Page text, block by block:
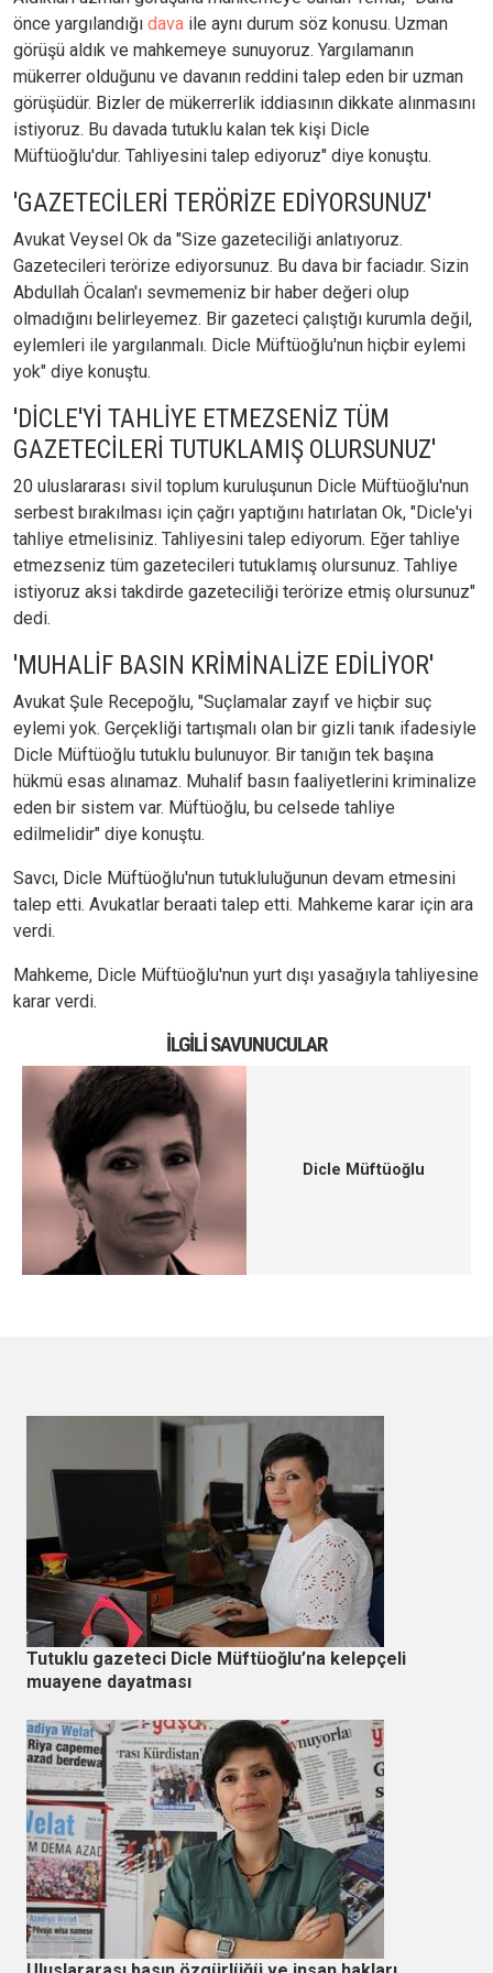
önce yargılandığı dava ile aynı durum söz konusu. Uzman
görüşü aldık ve mahkemeye sunuyoruz. Yargılamanın
mükerrer olduğunu ve davanın reddini talep eden bir uzman
görüşüdür. Bizler de mükerrerlik iddiasının dikkate alınmasını
istiyoruz. Bu davada tutuklu kalan tek kişi Dicle
Müftüoğlu'dur. Tahliyesini talep ediyoruz" diye konuştu.
'GAZETECİLERİ TERÖRİZE EDİYORSUNUZ'
Avukat Veysel Ok da "Size gazeteciliği anlatıyoruz.
Gazetecileri terörize ediyorsunuz. Bu dava bir faciadır. Sizin
Abdullah Öcalan'ı sevmemeniz bir haber değeri olup
olmadığını belirleyemez. Bir gazeteci çalıştığı kurumla değil,
eylemleri ile yargılanmalı. Dicle Müftüoğlu'nun hiçbir eylemi
yok" diye konuştu.
'DİCLE'Yİ TAHLİYE ETMEZSENİZ TÜM
GAZETECİLERİ TUTUKLAMIŞ OLURSUNUZ'
20 uluslararası sivil toplum kuruluşunun Dicle Müftüoğlu'nun
serbest bırakılması için çağrı yaptığını hatırlatan Ok, "Dicle'yi
tahliye etmelisiniz. Tahliyesini talep ediyorum. Eğer tahliye
etmezseniz tüm gazetecileri tutuklamış olursunuz. Tahliye
istiyoruz aksi takdirde gazeteciliği terörize etmiş olursunuz"
dedi.
'MUHALİF BASIN KRİMİNALİZE EDİLİYOR'
Avukat Şule Recepoğlu, "Suçlamalar zayıf ve hiçbir suç
eylemi yok. Gerçekliği tartışmalı olan bir gizli tanık ifadesiyle
Dicle Müftüoğlu tutuklu bulunuyor. Bir tanığın tek başına
hükmü esas alınamaz. Muhalif basın faaliyetlerini kriminalize
eden bir sistem var. Müftüoğlu, bu celsede tahliye
edilmelidir" diye konuştu.
Savcı, Dicle Müftüoğlu'nun tutukluluğunun devam etmesini
talep etti. Avukatlar beraati talep etti. Mahkeme karar için ara
verdi.
Mahkeme, Dicle Müftüoğlu'nun yurt dışı yasağıyla tahliyesine
karar verdi.
İLGILI SAVUNUCULAR
Dicle Müftüoğlu
Tutuklu gazeteci Dicle Müftüoğlu’na kelepçeli
muayene dayatması